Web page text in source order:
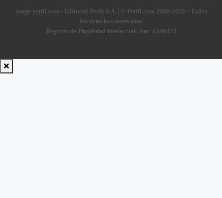
rouge.perfil.com - Editorial Perfil S.A. | © Perfil.com 2006-2026 - Todos
los derechos reservados
Registro de Propiedad Intelectual: Nro. 5346433